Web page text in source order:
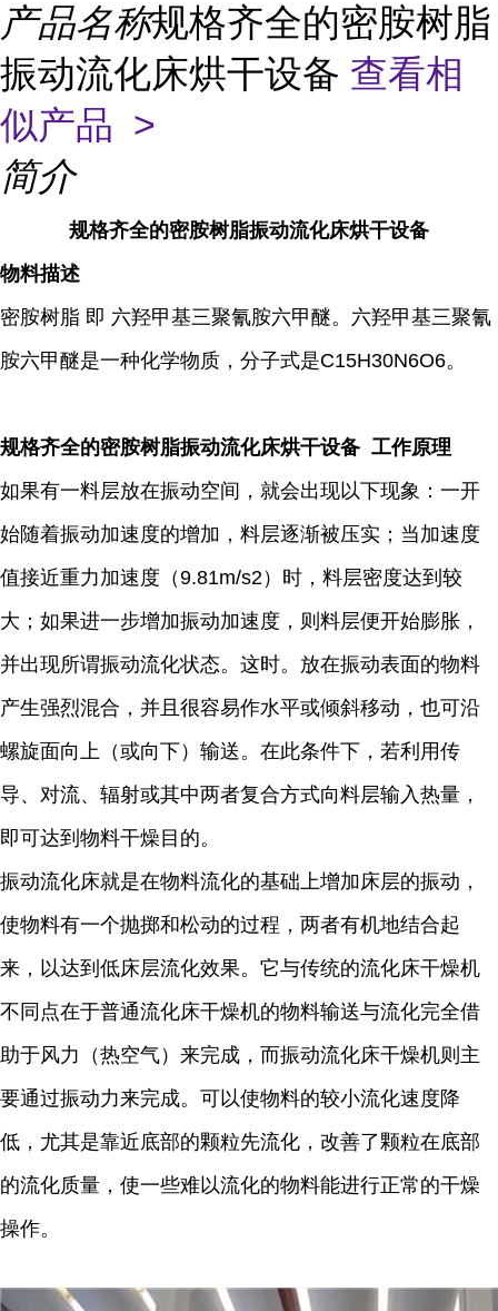
产品名称规格齐全的密胺树脂
振动流化床烘干设备 查看相
似产品 >
简介
规格齐全的密胺树脂振动流化床烘干设备
物料描述
密胺树脂 即 六羟甲基三聚氰胺六甲醚。六羟甲基三聚氰
胺六甲醚是一种化学物质，分子式是C15H30N6O6。
规格齐全的密胺树脂振动流化床烘干设备 工作原理
如果有一料层放在振动空间，就会出现以下现象：一开
始随着振动加速度的增加，料层逐渐被压实；当加速度
值接近重力加速度（9.81m/s2）时，料层密度达到较
大；如果进一步增加振动加速度，则料层便开始膨胀，
并出现所谓振动流化状态。这时。放在振动表面的物料
产生强烈混合，并且很容易作水平或倾斜移动，也可沿
螺旋面向上（或向下）输送。在此条件下，若利用传
导、对流、辐射或其中两者复合方式向料层输入热量，
即可达到物料干燥目的。
振动流化床就是在物料流化的基础上增加床层的振动，
使物料有一个抛掷和松动的过程，两者有机地结合起
来，以达到低床层流化效果。它与传统的流化床干燥机
不同点在于普通流化床干燥机的物料输送与流化完全借
助于风力（热空气）来完成，而振动流化床干燥机则主
要通过振动力来完成。可以使物料的较小流化速度降
低，尤其是靠近底部的颗粒先流化，改善了颗粒在底部
的流化质量，使一些难以流化的物料能进行正常的干燥
操作。